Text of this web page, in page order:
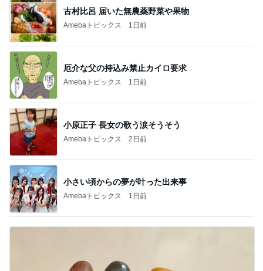
古村比呂 届いた無農薬野菜や果物
Amebaトピックス 1日前
厄介な父の持込み禁止カイロ要求
Amebaトピックス 1日前
小原正子 長女の歌う涙そうそう
Amebaトピックス 2日前
小さい頃からの夢が叶った出来事
Amebaトピックス 1日前